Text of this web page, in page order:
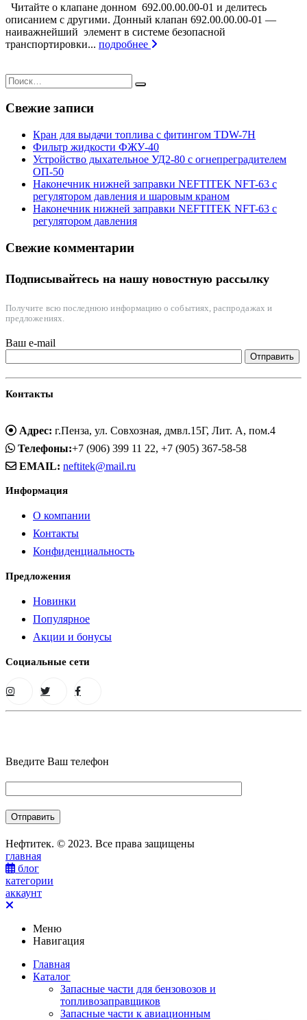
Читайте о клапане донном 692.00.00.00-01 и делитесь
описанием с другими. Донный клапан 692.00.00.00-01 —
наиважнейший элемент в системе безопасной
транспортировки... подробнее
Свежие записи
Кран для выдачи топлива с фитингом TDW-7H
Фильтр жидкости ФЖУ-40
Устройство дыхательное УД2-80 с огнепреградителем
ОП-50
Наконечник нижней заправки NEFTITEK NFT-63 с
регулятором давления и шаровым краном
Наконечник нижней заправки NEFTITEK NFT-63 с
регулятором давления
Свежие комментарии
Подписывайтесь на нашу новостную рассылку
Получите всю последнюю информацию о событиях, распродажах и
предложениях.
Ваш e-mail
Контакты
Адрес: г.Пенза, ул. Совхозная, дмвл.15Г, Лит. А, пом.4
Телефоны:+7 (906) 399 11 22, +7 (905) 367-58-58
EMAIL: neftitek@mail.ru
Информация
О компании
Контакты
Конфиденциальность
Предложения
Новинки
Популярное
Акции и бонусы
Социальные сети
Введите Ваш телефон
Нефтитек. © 2023. Все права защищены
главная
блог
категории
аккаунт
Меню
Навигация
Главная
Каталог
Запасные части для бензовозов и
топливозаправщиков
Запасные части к авиационным